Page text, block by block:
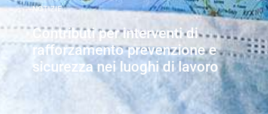
NOTIZIE
Contributi per interventi di
rafforzamento prevenzione e
sicurezza nei luoghi di lavoro